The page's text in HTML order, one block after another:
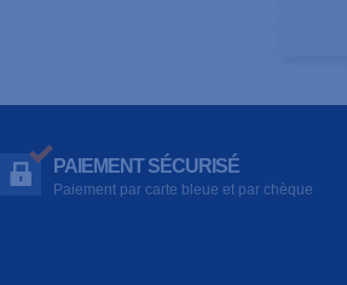
PAIEMENT SÉCURISÉ
Paiement par carte bleue et par chèque